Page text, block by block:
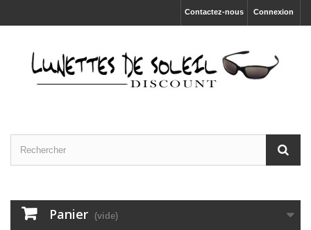
Connexion
Contactez-nous
Panier (vide)